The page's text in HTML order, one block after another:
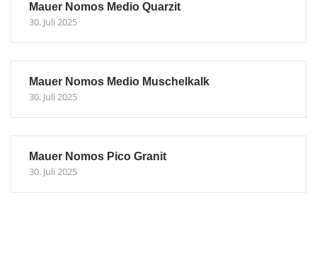
Mauer Nomos Medio Quarzit
30. Juli 2025
Mauer Nomos Medio Muschelkalk
30. Juli 2025
Mauer Nomos Pico Granit
30. Juli 2025